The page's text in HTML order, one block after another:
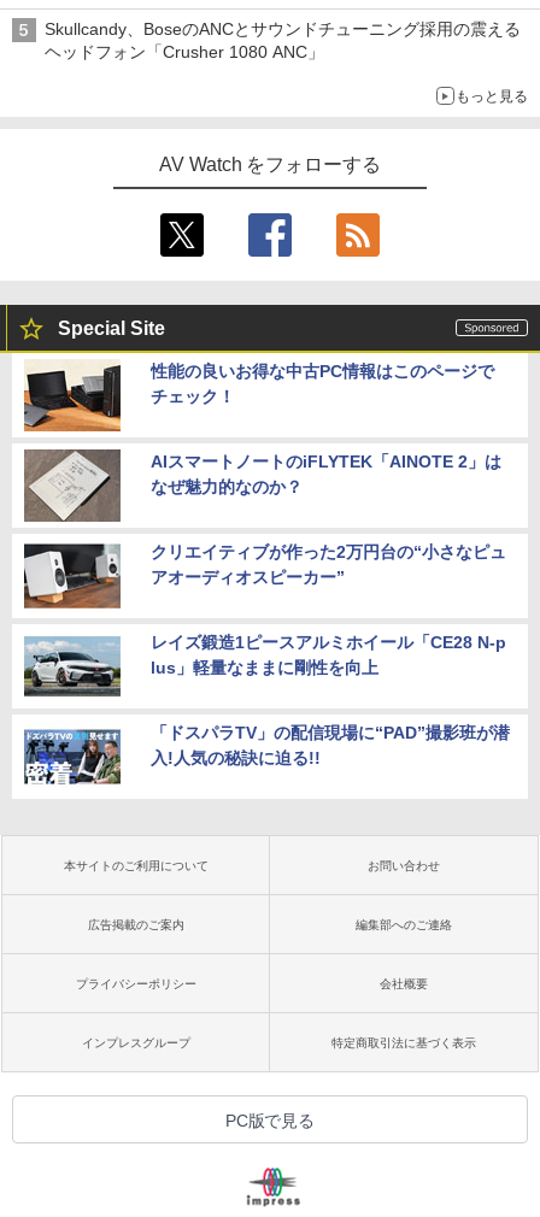
「Galaxy Z Fold」
Skullcandy、BoseのANCとサウンドチューニング採用の震える
ヘッドフォン「Crusher 1080 ANC」
もっと見る
AV Watch をフォローする
Special Site
性能の良いお得な中古PC情報はこのページで
チェック！
AIスマートノートのiFLYTEK「AINOTE 2」は
なぜ魅力的なのか？
クリエイティブが作った2万円台の“小さなピュ
アオーディオスピーカー”
レイズ鍛造1ピースアルミホイール「CE28 N-p
lus」軽量なままに剛性を向上
「ドスパラTV」の配信現場に“PAD”撮影班が潜
入!人気の秘訣に迫る!!
本サイトのご利用について お問い合わせ
広告掲載のご案内 編集部へのご連絡
プライバシーポリシー 会社概要
インプレスグループ 特定商取引法に基づく表示
PC版で見る